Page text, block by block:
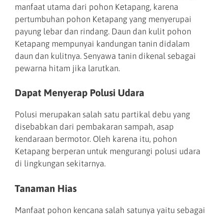
manfaat utama dari pohon Ketapang, karena
pertumbuhan pohon Ketapang yang menyerupai
payung lebar dan rindang. Daun dan kulit pohon
Ketapang mempunyai kandungan tanin didalam
daun dan kulitnya. Senyawa tanin dikenal sebagai
pewarna hitam jika larutkan.
Dapat Menyerap Polusi Udara
Polusi merupakan salah satu partikal debu yang
disebabkan dari pembakaran sampah, asap
kendaraan bermotor. Oleh karena itu, pohon
Ketapang berperan untuk mengurangi polusi udara
di lingkungan sekitarnya.
Tanaman Hias
Manfaat pohon kencana salah satunya yaitu sebagai